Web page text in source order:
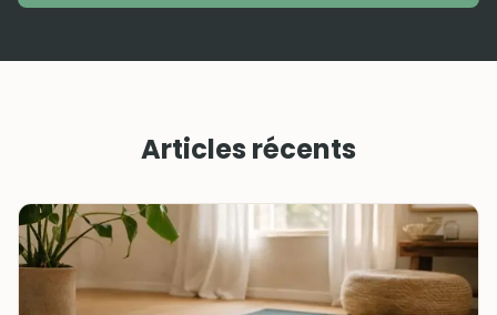
Articles récents